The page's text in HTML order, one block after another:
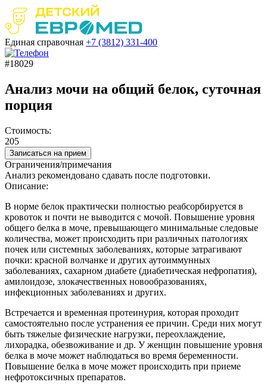
Единая справочная +7 (3812) 331-400
#18029
Анализ мочи на общий белок, суточная
порция
Стоимость:
205
Записаться на прием
Ограничения/примечания
Анализ рекомендовано сдавать после подготовки.
Описание:
В норме белок практически полностью реабсорбируется в
кровоток и почти не выводится с мочой. Повышение уровня
общего белка в моче, превышающего минимальные следовые
количества, может происходить при различных патологиях
почек или системных заболеваниях, которые затрагивают
почки: красной волчанке и других аутоиммунных
заболеваниях, сахарном диабете (диабетическая нефропатия),
амилоидозе, злокачественных новообразованиях,
инфекционных заболеваниях и других.
Встречается и временная протеинурия, которая проходит
самостоятельно после устранения ее причин. Среди них могут
быть тяжелые физические нагрузки, переохлаждение,
лихорадка, обезвоживание и др. У женщин повышение уровня
белка в моче может наблюдаться во время беременности.
Повышение белка в моче может происходить при приеме
нефротоксичных препаратов.